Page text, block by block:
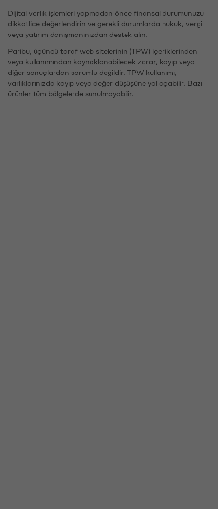
Dijital varlık işlemleri yapmadan önce finansal durumunuzu
dikkatlice değerlendirin ve gerekli durumlarda hukuk, vergi
veya yatırım danışmanınızdan destek alın.
Paribu, üçüncü taraf web sitelerinin (TPW) içeriklerinden
veya kullanımından kaynaklanabilecek zarar, kayıp veya
diğer sonuçlardan sorumlu değildir. TPW kullanımı,
varlıklarınızda kayıp veya değer düşüşüne yol açabilir. Bazı
ürünler tüm bölgelerde sunulmayabilir.